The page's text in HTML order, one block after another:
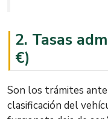
2. Tasas
€)
Son los trámites
clasificación del